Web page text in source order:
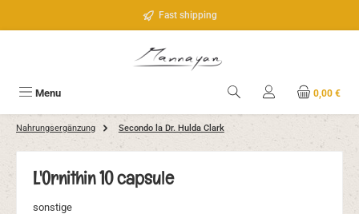
Fast shipping
Menu 0,00 €
Nahrungsergänzung Secondo la Dr. Hulda Clark
L'Ornithin 10 capsule
sonstige